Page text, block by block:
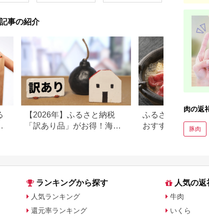
事の紹介
【2026年】ふるさと納税
「訳あり品」がお得！海
ふるさと納税のす
おすすめランキン
肉の返
豚肉
ランキングから探す
人気ランキング
還元率ランキング
人気の
牛肉
いくら